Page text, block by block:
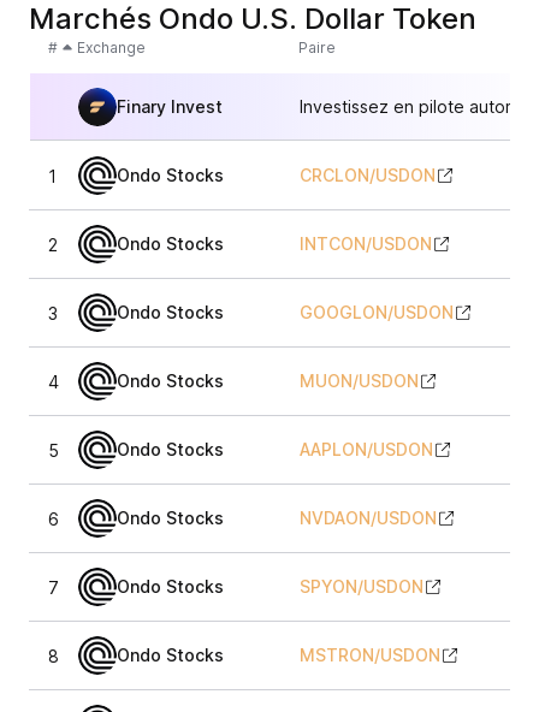
Marchés Ondo U.S. Dollar Token
# Exchange Paire
Finary Invest Investissez en pilote
1 Ondo Stocks CRCLON/USDON
2 Ondo Stocks INTCON/USDON
3 Ondo Stocks GOOGLON/USDON
4 Ondo Stocks MUON/USDON
5 Ondo Stocks AAPLON/USDON
6 Ondo Stocks NVDAON/USDON
7 Ondo Stocks SPYON/USDON
8 Ondo Stocks MSTRON/USDON